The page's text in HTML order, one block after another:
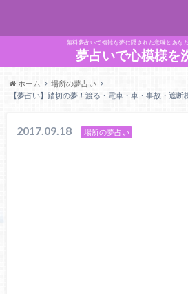
無料夢占いで複雑な夢に隠された意味とあな
夢占いで心模様を
ホーム
場所の夢占い
【夢占い】踏切の夢！渡る・電車・車・事故・遮断
2017.09.18 場所の夢占い